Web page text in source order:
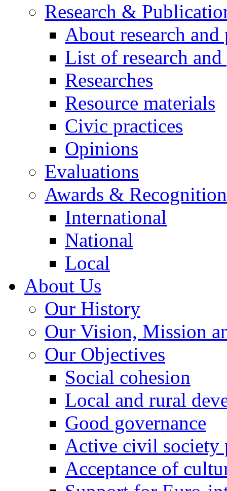
Research &
About research
List of research
Researches
Resource materials
Civic practices
Opinions
Evaluations
Awards &
International
National
Local
About Us
Our History
Our Vision, Mission
Our Objectives
Social cohesion
Local and rural
Good governance
Active civil society
Acceptance of